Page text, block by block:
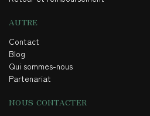
AUTRE
Contact
Blog
Qui sommes-nous
Partenariat
NOUS CONTACTER